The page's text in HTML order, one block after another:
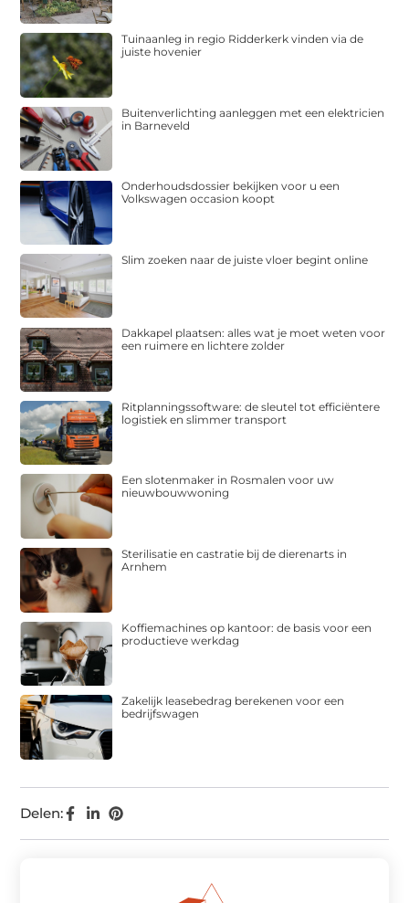
Delen:
Tuinaanleg in regio Ridderkerk vinden via de
juiste hovenier
Buitenverlichting aanleggen met een elektricien
in Barneveld
Onderhoudsdossier bekijken voor u een
Volkswagen occasion koopt
Slim zoeken naar de juiste vloer begint online
Dakkapel plaatsen: alles wat je moet weten voor
een ruimere en lichtere zolder
Ritplanningssoftware: de sleutel tot efficiëntere
logistiek en slimmer transport
Een slotenmaker in Rosmalen voor uw
nieuwbouwwoning
Sterilisatie en castratie bij de dierenarts in
Arnhem
Koffiemachines op kantoor: de basis voor een
productieve werkdag
Zakelijk leasebedrag berekenen voor een
bedrijfswagen